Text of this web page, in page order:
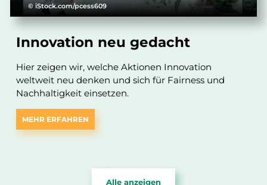
© iStock.com/pcess609
Innovation neu gedacht
Hier zeigen wir, welche Aktionen Innovation
weltweit neu denken und sich für Fairness und
Nachhaltigkeit einsetzen.
MEHR ERFAHREN
Alle anzeigen